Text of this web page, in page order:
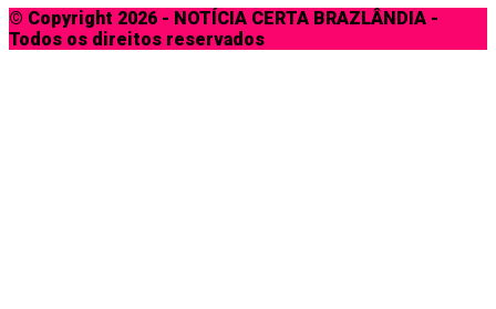
© Copyright 2026 - NOTÍCIA CERTA BRAZLÂNDIA -
Todos os direitos reservados